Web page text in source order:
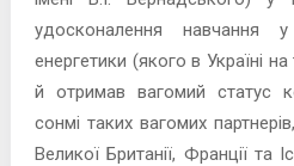
удосконалення навчання у
енергетики (якого в Україні
й отримав вагомий статус
сонмі таких вагомих
Великої Британії, Франції та